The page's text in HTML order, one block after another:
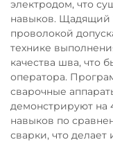
электродом, что
навыков. Щадящий
проволокой
технике
качества шва, что
оператора.
сварочные
демонстрируют на
навыков по
сварки, что